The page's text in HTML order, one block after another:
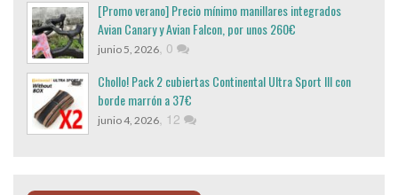
[Promo verano] Precio mínimo manillares integrados
Avian Canary y Avian Falcon, por unos 260€
junio 5, 2026, 0
Chollo! Pack 2 cubiertas Continental Ultra Sport III con
borde marrón a 37€
junio 4, 2026, 12